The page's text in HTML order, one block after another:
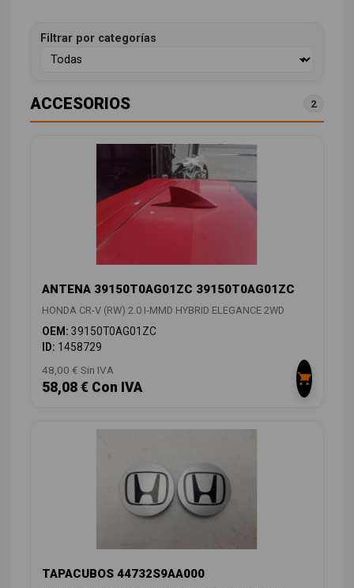
Filtrar por categorías
ACCESORIOS 2
ANTENA 39150T0AG01ZC 39150T0AG01ZC
HONDA CR-V (RW) 2.0 I-MMD HYBRID ELEGANCE 2WD
OEM: 39150T0AG01ZC
ID: 1458729
48,00 € Sin IVA
58,08 € Con IVA
TAPACUBOS 44732S9AA000